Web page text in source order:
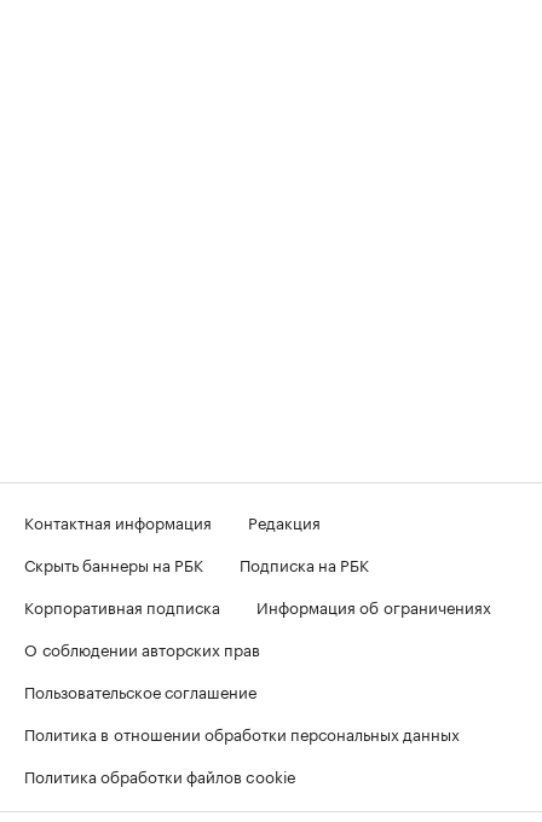
Контактная информация
Редакция
Скрыть баннеры на РБК
Подписка на РБК
Корпоративная подписка
Информация об ограничениях
О соблюдении авторских прав
Пользовательское соглашение
Политика в отношении обработки персональных данных
Политика обработки файлов cookie